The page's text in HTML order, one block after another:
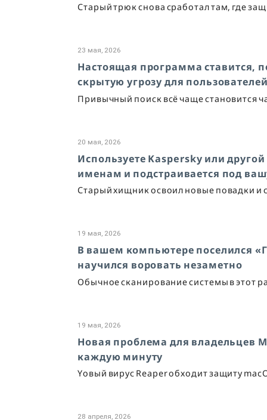
Старый трюк снова сработал там, где
23 мая, 2026
Настоящая программа ставится,
скрытую угрозу для
Привычный поиск всё чаще становится
20 мая, 2026
Используете Kaspersky или
именам и подстраивается под
Старый хищник освоил новые повадки и
19 мая, 2026
В вашем компьютере поселился
научился воровать незаметно
Обычное сканирование системы в этот
19 мая, 2026
Новая проблема для владельцев
каждую минуту
Yовый вирус Reaper обходит защиту
28 апреля, 2026